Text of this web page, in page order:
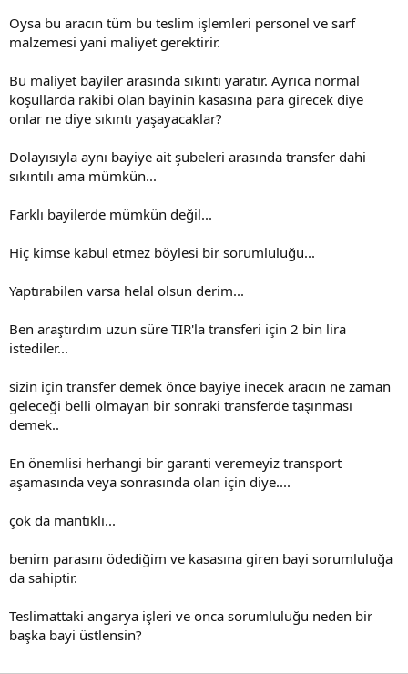
Oysa bu aracın tüm bu teslim işlemleri personel ve sarf
malzemesi yani maliyet gerektirir.
Bu maliyet bayiler arasında sıkıntı yaratır. Ayrıca normal
koşullarda rakibi olan bayinin kasasına para girecek diye
onlar ne diye sıkıntı yaşayacaklar?
Dolayısıyla aynı bayiye ait şubeleri arasında transfer dahi
sıkıntılı ama mümkün...
Farklı bayilerde mümkün değil...
Hiç kimse kabul etmez böylesi bir sorumluluğu...
Yaptırabilen varsa helal olsun derim...
Ben araştırdım uzun süre TIR'la transferi için 2 bin lira
istediler...
sizin için transfer demek önce bayiye inecek aracın ne zaman
geleceği belli olmayan bir sonraki transferde taşınması
demek..
En önemlisi herhangi bir garanti veremeyiz transport
aşamasında veya sonrasında olan için diye....
çok da mantıklı...
benim parasını ödediğim ve kasasına giren bayi sorumluluğa
da sahiptir.
Teslimattaki angarya işleri ve onca sorumluluğu neden bir
başka bayi üstlensin?